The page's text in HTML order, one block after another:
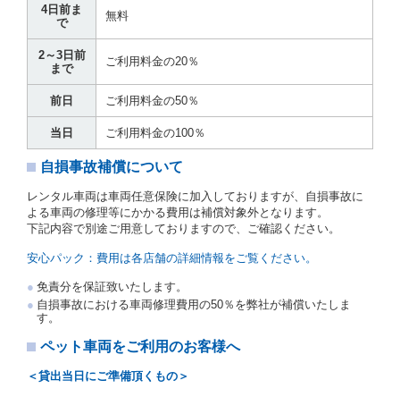
貸渡契約を締結した場合、借受人は当社に第１0条第
１項に定める貸渡料金を支払うものとします。
運転者の義務と定められた事項を遵守するものとしま
す。
当社は、監督官庁の基本通達（注１）に基づき、貸渡
運転者の氏名、住所、運転免許の種類及び運転免許証
写しを添付するため、貸渡契約の締結にあたり、借受
人に対し、借受人の指定する運転者（以下「運転者」
といいます。）の運転免許証の提示を求めるほか、そ
の写しの提出を求めることがあります。この場合、借
受人は、自己が運転者であるときは自己の運転免許証
の運転免許証を提示するものとします。
交通局長通達「レンタカーに関する基本通達」（自
旅第138号 平成7年6月13日）の２．(10)及び(11)の
注２）運転免許証とは、道路交通法第９２条に規定
される運転免許証のうち、道路交通法施行規則第１
９条別記様式第１４の書式の運転免許証をいいま
す。
4日前ま
で
無料
2～3日前
まで
ご利用料金の20％
前日 ご利用料金の50％
当日 ご利用料金の100％
自損事故補償について
レンタル車両は車両任意保険に加入しておりますが、自損事故に
よる車両の修理等にかかる費用は補償対象外となります。
下記内容で別途ご用意しておりますので、ご確認ください。
安心パック：費用は各店舗の詳細情報をご覧ください。
免責分を保証致いたします。
自損事故における車両修理費用の50％を弊社が補償いたしま
す。
ペット車両をご利用のお客様へ
＜貸出当日にご準備頂くもの＞